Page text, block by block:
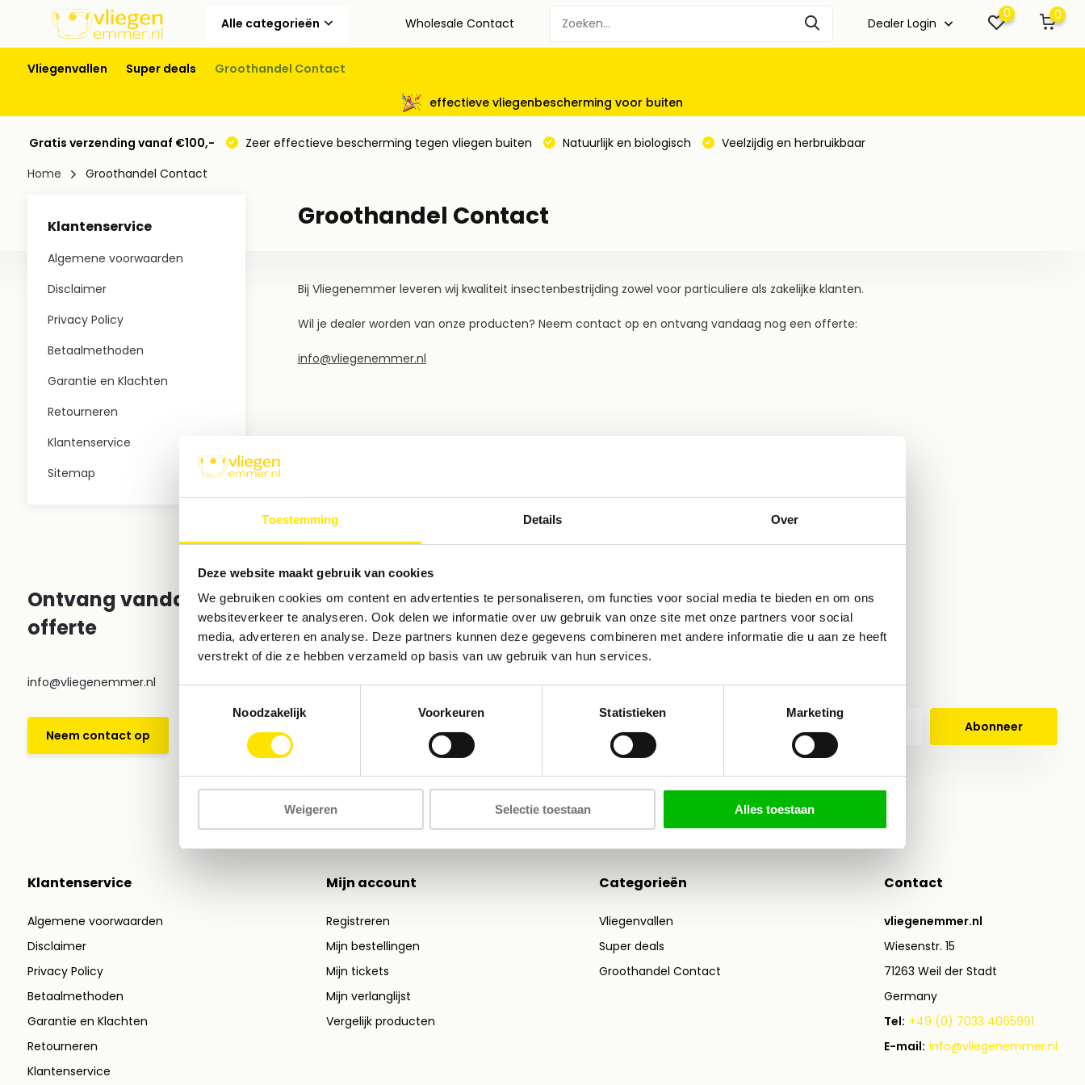
Toestemming Details Over
Deze website maakt gebruik van cookies
We gebruiken cookies om content en advertenties te personaliseren, om functies voor social media te bieden en om ons
websiteverkeer te analyseren. Ook delen we informatie over uw gebruik van onze site met onze partners voor social
media, adverteren en analyse. Deze partners kunnen deze gegevens combineren met andere informatie die u aan ze heeft
verstrekt of die ze hebben verzameld op basis van uw gebruik van hun services.
Noodzakelijk
Voorkeuren Statistieken Marketing
Weigeren Selectie toestaan Alles toestaan
Alle categorieën Wholesale Contact Dealer Login
0 0
Vliegenvallen Super deals Groothandel Contact
effectieve vliegenbescherming voor buiten
Gratis verzending vanaf €100,- Zeer effectieve bescherming tegen vliegen buiten Natuurlijk en biologisch
Veelzijdig en herbruikbaar
Home
Groothandel Contact
Klantenservice
Algemene voorwaarden
Disclaimer
Privacy Policy
Betaalmethoden
Garantie en Klachten
Retourneren
Klantenservice
Sitemap
Groothandel Contact
Bij Vliegenemmer leveren wij kwaliteit insectenbestrijding zowel voor particuliere als zakelijke klanten.
Wil je dealer worden van onze producten? Neem contact op en ontvang vandaag nog een offerte:
info@vliegenemmer.nl
Ontvang vandaag nog een
offerte
info@vliegenemmer.nl
Neem contact op
Abonneer
* Lees hier de wettelijke beperkingen
Klantenservice
Algemene voorwaarden
Disclaimer
Privacy Policy
Betaalmethoden
Garantie en Klachten
Retourneren
Klantenservice
Mijn account
Registreren
Mijn bestellingen
Mijn tickets
Mijn verlanglijst
Vergelijk producten
Categorieën
Vliegenvallen
Super deals
Groothandel Contact
Contact
vliegenemmer.nl
Wiesenstr. 15
71263 Weil der Stadt
Germany
Tel: +49 (0) 7033 4065991
E-mail: info@vliegenemmer.nl